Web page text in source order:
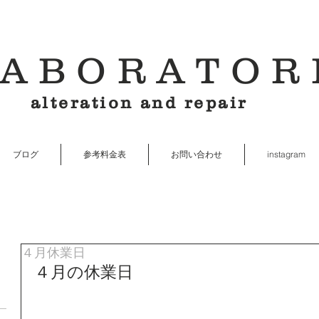
alteration and repair
ブログ 参考料金表 お問い合わせ instagram
４月休業日
４月の休業日